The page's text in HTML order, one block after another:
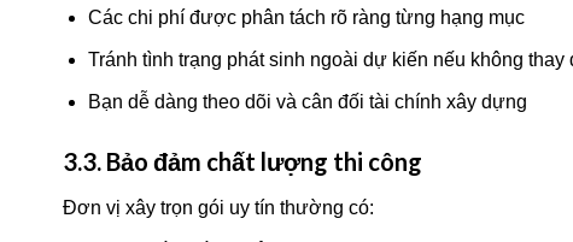
Các chi phí được phân tách rõ ràng từng hạng mục
Tránh tình trạng phát sinh ngoài dự kiến nếu không thay
Bạn dễ dàng theo dõi và cân đối tài chính xây dựng
3.3. Bảo đảm chất lượng thi công
Đơn vị xây trọn gói uy tín thường có: